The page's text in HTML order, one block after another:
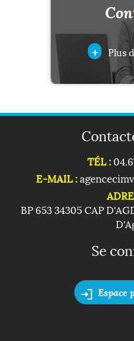
+ Plus
TÉL :
E-MAIL :
BP 653 34305 CAP
Se
Espace